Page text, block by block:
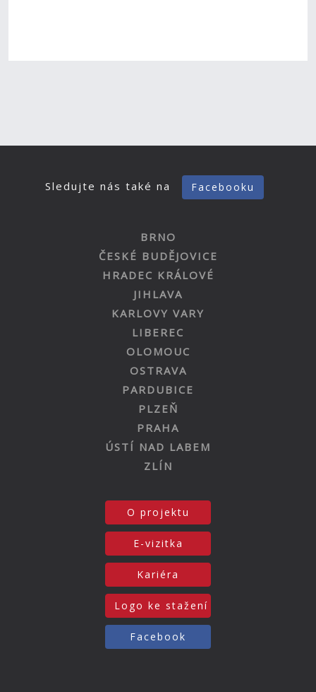
Sledujte nás také na Facebooku
BRNO
ČESKÉ BUDĚJOVICE
HRADEC KRÁLOVÉ
JIHLAVA
KARLOVY VARY
LIBEREC
OLOMOUC
OSTRAVA
PARDUBICE
PLZEŇ
PRAHA
ÚSTÍ NAD LABEM
ZLÍN
O projektu
E-vizitka
Kariéra
Logo ke stažení
Facebook